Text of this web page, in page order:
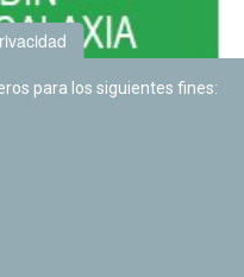
para los siguientes fines: